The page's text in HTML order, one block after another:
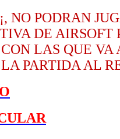
NO PODRAN
DE AIRSOFT
LAS QUE VA
PARTIDA AL